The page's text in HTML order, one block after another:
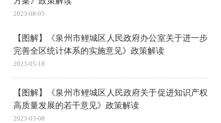
2023-08-05
【图解】《泉州市鲤城区人民政府办公室关于进一步
完善全区统计体系的实施意见》政策解读
2023-05-18
【图解】《泉州市鲤城区人民政府关于促进知识产权
高质量发展的若干意见》政策解读
2023-03-08